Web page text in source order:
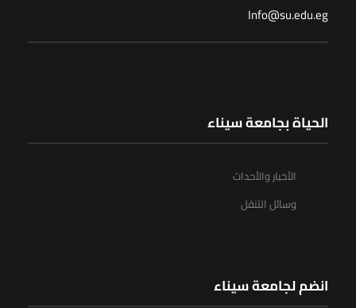
Info@su.edu.eg
الحياة بجامعة سيناء
الأخبار والأحداث
وسائل التنقل
انضم لجامعة سيناء